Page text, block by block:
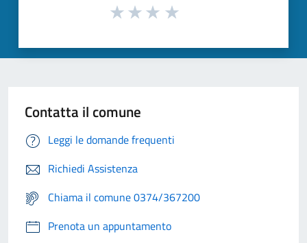
Contatta il comune
Leggi le domande frequenti
Richiedi Assistenza
Chiama il comune 0374/367200
Prenota un appuntamento